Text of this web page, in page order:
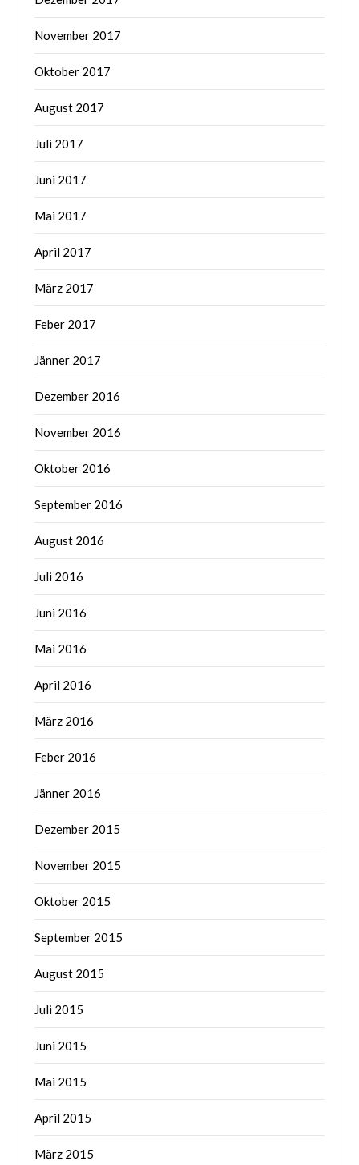
November 2017
Oktober 2017
August 2017
Juli 2017
Juni 2017
Mai 2017
April 2017
März 2017
Feber 2017
Jänner 2017
Dezember 2016
November 2016
Oktober 2016
September 2016
August 2016
Juli 2016
Juni 2016
Mai 2016
April 2016
März 2016
Feber 2016
Jänner 2016
Dezember 2015
November 2015
Oktober 2015
September 2015
August 2015
Juli 2015
Juni 2015
Mai 2015
April 2015
März 2015